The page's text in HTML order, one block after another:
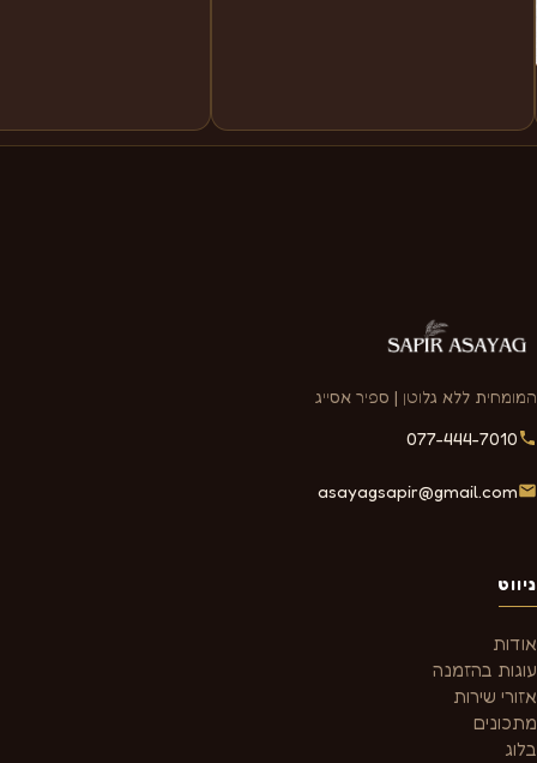
המומחית ללא גלוטן | ספיר אסייג
077-444-7010
asayagsapir@gmail.com
ניווט
אודות
עוגות בהזמנה
אזורי שירות
מתכונים
בלוג